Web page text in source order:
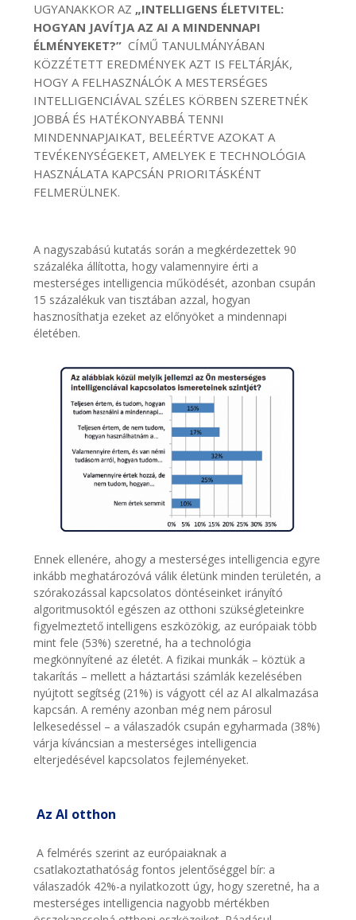
UGYANAKKOR AZ „INTELLIGENS ÉLETVITEL:
HOGYAN JAVÍTJA AZ AI A MINDENNAPI
ÉLMÉNYEKET?” CÍMŰ TANULMÁNYÁBAN
KÖZZÉTETT EREDMÉNYEK AZT IS FELTÁRJÁK,
HOGY A FELHASZNÁLÓK A MESTERSÉGES
INTELLIGENCIÁVAL SZÉLES KÖRBEN SZERETNÉK
JOBBÁ ÉS HATÉKONYABBÁ TENNI
MINDENNAPJAIKAT, BELEÉRTVE AZOKAT A
TEVÉKENYSÉGEKET, AMELYEK E TECHNOLÓGIA
HASZNÁLATA KAPCSÁN PRIORITÁSKÉNT
FELMERÜLNEK.
A nagyszabású kutatás során a megkérdezettek 90
százaléka állította, hogy valamennyire érti a
mesterséges intelligencia működését, azonban csupán
15 százalékuk van tisztában azzal, hogyan
hasznosíthatja ezeket az előnyöket a mindennapi
életében.
Ennek ellenére, ahogy a mesterséges intelligencia egyre
inkább meghatározóvá válik életünk minden területén, a
szórakozással kapcsolatos döntéseinket irányító
algoritmusoktól egészen az otthoni szükségleteinkre
figyelmeztető intelligens eszközökig, az európaiak több
mint fele (53%) szeretné, ha a technológia
megkönnyítené az életét. A fizikai munkák – köztük a
takarítás – mellett a háztartási számlák kezelésében
nyújtott segítség (21%) is vágyott cél az AI alkalmazása
kapcsán. A remény azonban még nem párosul
lelkesedéssel – a válaszadók csupán egyharmada (38%)
várja kíváncsian a mesterséges intelligencia
elterjedésével kapcsolatos fejleményeket.
Az AI otthon
A felmérés szerint az európaiaknak a
csatlakoztathatóság fontos jelentőséggel bír: a
válaszadók 42%-a nyilatkozott úgy, hogy szeretné, ha a
mesterséges intelligencia nagyobb mértékben